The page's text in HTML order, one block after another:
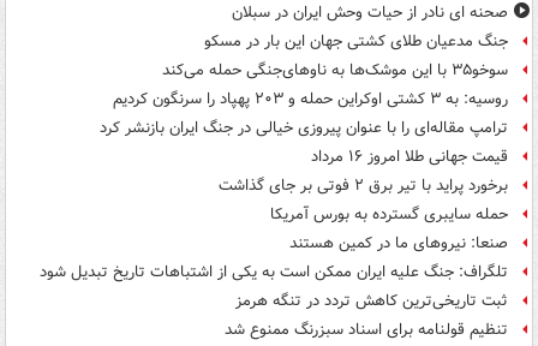
صحنه ای نادر از حیات وحش ایران در سبلان
جنگ مدعیان طلای کشتی جهان این بار در مسکو
سوخو۳۵ با این موشک‌ها به ناوهای‌جنگی حمله می‌کند
روسیه: به ۳ کشتی اوکراین حمله و ۲۰۳ پهپاد را سرنگون کردیم
ترامپ مقاله‌ای را با عنوان پیروزی خیالی در جنگ ایران بازنشر کرد
قیمت جهانی طلا امروز ۱۶ مرداد
برخورد پراید با تیر برق ۲ فوتی بر جای گذاشت
حمله سایبری گسترده به بورس آمریکا
صنعا: نیروهای ما در کمین‌ هستند
تلگراف: جنگ علیه ایران ممکن است به یکی از اشتباهات تاریخ تبدیل شود
ثبت تاریخی‌ترین کاهش تردد در تنگه هرمز
تنظیم قولنامه برای اسناد سبزرنگ ممنوع شد